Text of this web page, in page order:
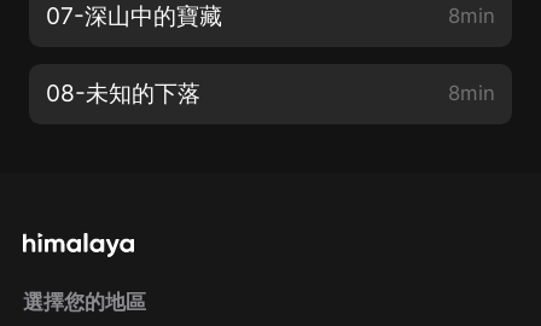
07-深山中的寶藏 8min
08-未知的下落 8min
選擇您的地區